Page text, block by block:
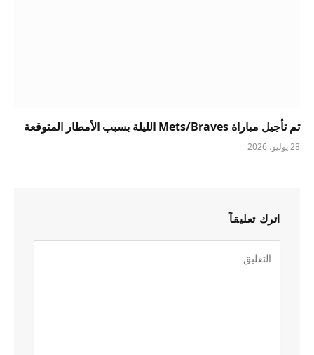
تم تأجيل مباراة Mets/Braves الليلة بسبب الأمطار المتوقعة
28 يوليو، 2026
اترك تعليقاً